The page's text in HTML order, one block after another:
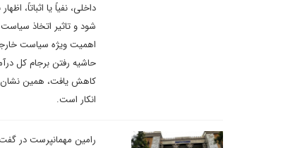
شود و تاثیر اتخاذ
اهمیت ویژه سیاست
کاهش یافت، همین نشان
انکار است.
رامین مهمانپرست در گفت